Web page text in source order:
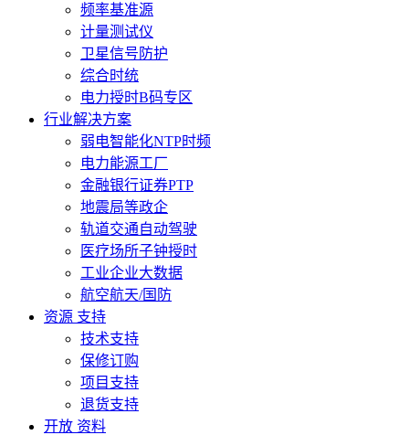
频率基准源
计量测试仪
卫星信号防护
综合时统
电力授时B码专区
行业解决方案
弱电智能化NTP时频
电力能源工厂
金融银行证券PTP
地震局等政企
轨道交通自动驾驶
医疗场所子钟授时
工业企业大数据
航空航天/国防
资源 支持
技术支持
保修订购
项目支持
退货支持
开放 资料